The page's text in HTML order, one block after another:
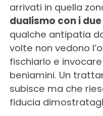
arrivati in quella
dualismo con i
qualche antipatia
volte non vedono
fischiarlo e
beniamini. Un
subisce ma che
fiducia